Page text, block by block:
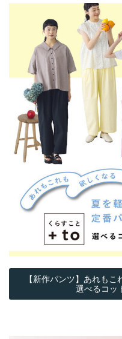
【新作パンツ】あれも
選べるコッ